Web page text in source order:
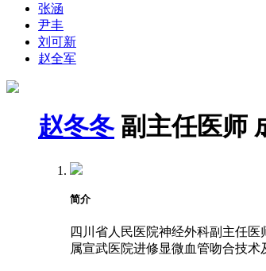
张涵
尹丰
刘可新
赵全军
赵冬冬 副主任医师
简介
四川省人民医院神经外科副主任
属宣武医院进修显微血管吻合技术